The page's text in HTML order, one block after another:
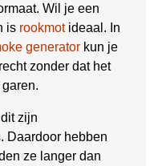
Wil je een
is rookmotideaal. In
generator kun je
zonder dat het
zijn
Daardoor hebben
ze langer dan